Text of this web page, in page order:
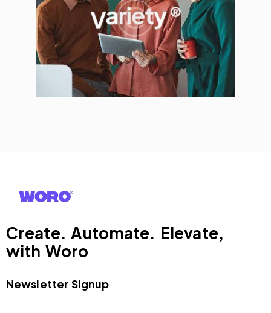
Create. Automate. Elevate,
with Woro
Newsletter Signup